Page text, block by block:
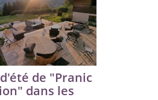
de "Pranic
dans les